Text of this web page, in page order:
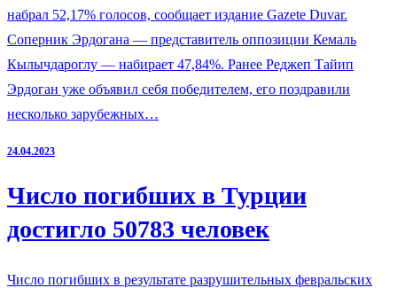
набрал 52,17% голосов, сообщает издание Gazete Duvar.
Соперник Эрдогана — представитель оппозиции Кемаль
Кылычдароглу — набирает 47,84%. Ранее Реджеп Тайип
Эрдоган уже объявил себя победителем, его поздравили
несколько зарубежных…
24.04.2023
Число погибших в Турции
достигло 50783 человек
Число погибших в результате разрушительных февральских